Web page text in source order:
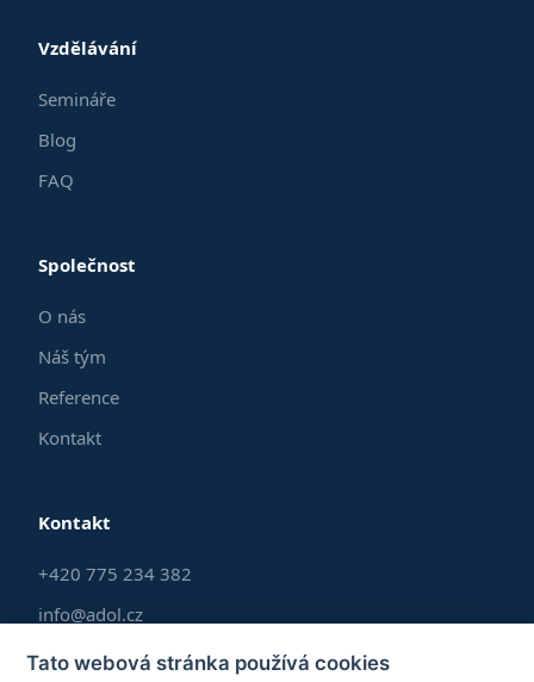
Vzdělávání
Semináře
Blog
FAQ
Společnost
O nás
Náš tým
Reference
Kontakt
Kontakt
+420 775 234 382
info@adol.cz
Po–Pá 9:00–17:00
Tato webová stránka používá cookies